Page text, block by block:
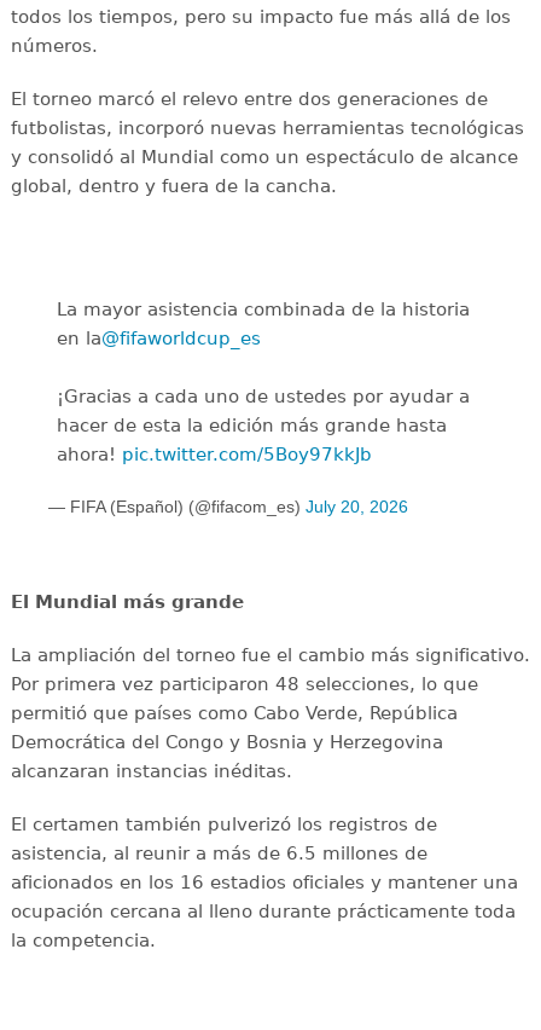
todos los tiempos, pero su impacto fue más allá de los
números.
El torneo marcó el relevo entre dos generaciones de
futbolistas, incorporó nuevas herramientas tecnológicas
y consolidó al Mundial como un espectáculo de alcance
global, dentro y fuera de la cancha.
La mayor asistencia combinada de la historia
en la@fifaworldcup_es
¡Gracias a cada uno de ustedes por ayudar a
hacer de esta la edición más grande hasta
ahora! pic.twitter.com/5Boy97kkJb
— FIFA (Español) (@fifacom_es) July 20, 2026
El Mundial más grande
La ampliación del torneo fue el cambio más significativo.
Por primera vez participaron 48 selecciones, lo que
permitió que países como Cabo Verde, República
Democrática del Congo y Bosnia y Herzegovina
alcanzaran instancias inéditas.
El certamen también pulverizó los registros de
asistencia, al reunir a más de 6.5 millones de
aficionados en los 16 estadios oficiales y mantener una
ocupación cercana al lleno durante prácticamente toda
la competencia.